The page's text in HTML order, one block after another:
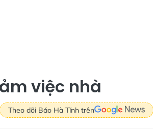
việc nhà
Theo dõi Báo Hà Tĩnh trên